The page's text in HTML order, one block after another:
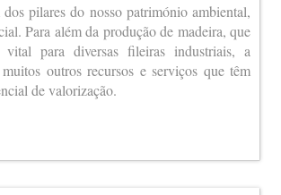
pilares do nosso património ambiental,
Para além da produção de madeira, que
para diversas fileiras industriais, a
outros recursos e serviços que têm
de valorização.